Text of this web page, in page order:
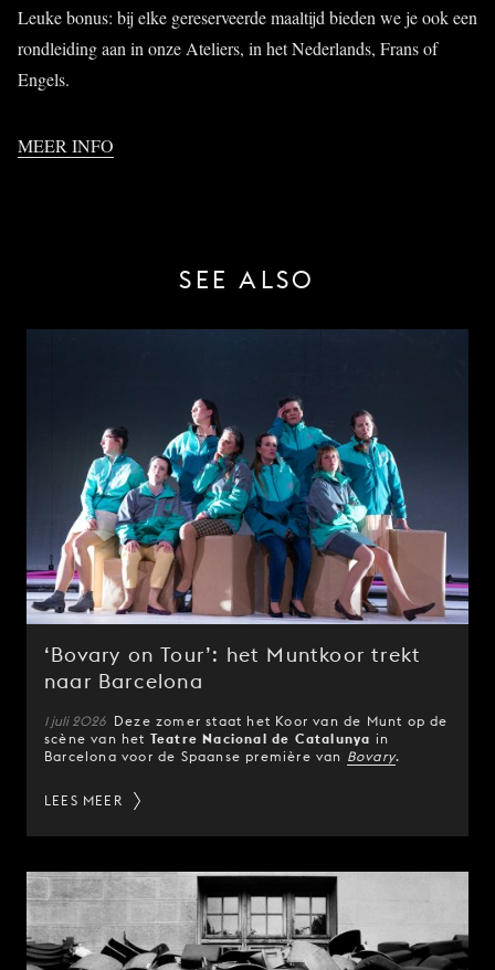
Leuke bonus: bij elke gereserveerde maaltijd bieden we je ook een
rondleiding aan in onze Ateliers, in het Nederlands, Frans of
Engels.
MEER INFO
SEE ALSO
‘Bovary on Tour’: het Muntkoor trekt
naar Barcelona
1 juli 2026 Deze zomer staat het Koor van de Munt op de
scène van het Teatre Nacional de Catalunya in
Barcelona voor de Spaanse première van Bovary.
LEES MEER